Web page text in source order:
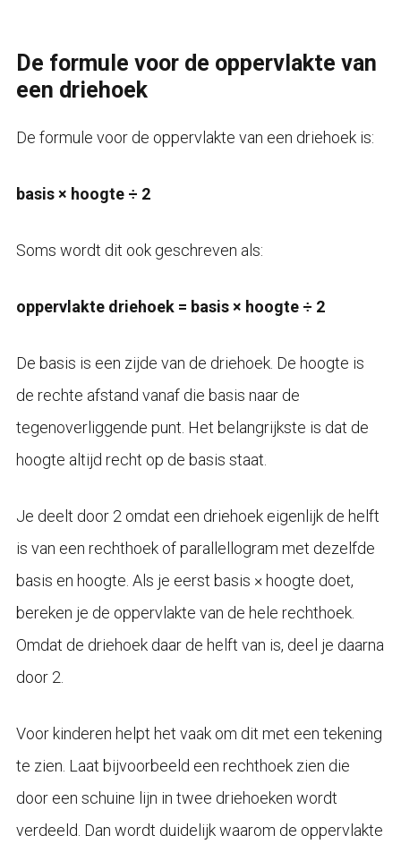
De formule voor de oppervlakte van
een driehoek
De formule voor de oppervlakte van een driehoek is:
basis × hoogte ÷ 2
Soms wordt dit ook geschreven als:
oppervlakte driehoek = basis × hoogte ÷ 2
De basis is een zijde van de driehoek. De hoogte is
de rechte afstand vanaf die basis naar de
tegenoverliggende punt. Het belangrijkste is dat de
hoogte altijd recht op de basis staat.
Je deelt door 2 omdat een driehoek eigenlijk de helft
is van een rechthoek of parallellogram met dezelfde
basis en hoogte. Als je eerst basis × hoogte doet,
bereken je de oppervlakte van de hele rechthoek.
Omdat de driehoek daar de helft van is, deel je daarna
door 2.
Voor kinderen helpt het vaak om dit met een tekening
te zien. Laat bijvoorbeeld een rechthoek zien die
door een schuine lijn in twee driehoeken wordt
verdeeld. Dan wordt duidelijk waarom de oppervlakte